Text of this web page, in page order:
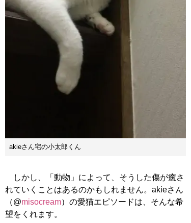
akieさん宅の小太郎くん
しかし、「動物」によって、そうした傷が癒さ
れていくことはあるのかもしれません。akieさん
（@misocream）の愛猫エピソードは、そんな希
望をくれます。